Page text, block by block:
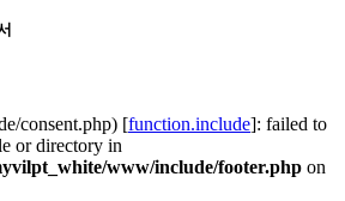
consent.php) [function.include]: failed to
or directory in
www/include/footer.php on